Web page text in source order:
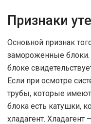
Признаки
Основной признак
замороженные
блоке
Если при осмотре
трубы, которые
блока есть катушки,
хладагент. Хладагент